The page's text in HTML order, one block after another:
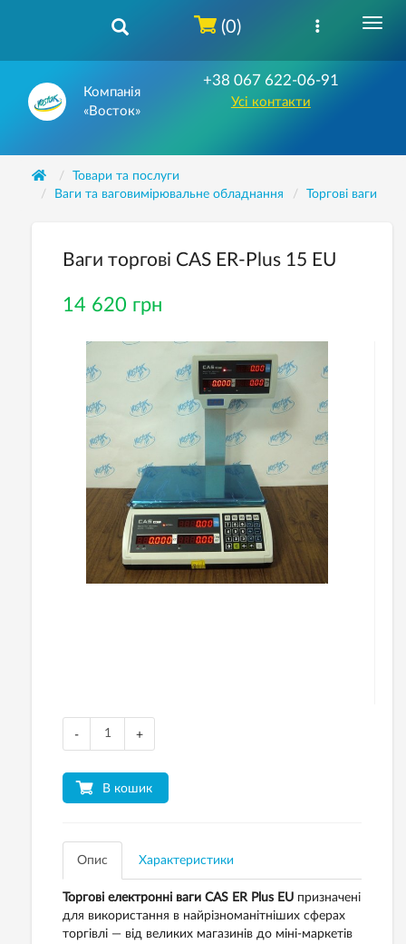
Компанія
«Восток»
+38 067 622-06-91
Усі контакти
(0)
Товари та послуги
Ваги та ваговимірювальне обладнання
Торгові ваги
Ваги торгові CAS ER-Plus 15 EU
14 620 грн
- +
В кошик
Опис Характеристики
Торгові електронні ваги CAS ER Plus EU призначені
для використання в найрізноманітніших сферах
торгівлі — від великих магазинів до міні-маркетів